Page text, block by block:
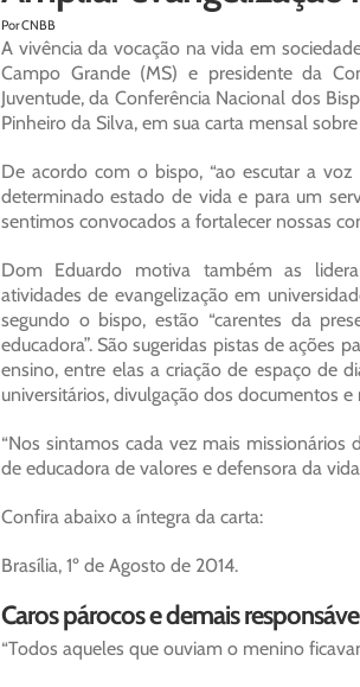
Por CNBB
A vivência da vocação na vida em
Campo Grande (MS) e presidente da
Juventude, da Conferência Nacional dos
Pinheiro da Silva, em sua carta mensal
De acordo com o bispo, “ao escutar a
determinado estado de vida e para um
sentimos convocados a fortalecer nossas
Dom Eduardo motiva também as
atividades de evangelização em
segundo o bispo, estão “carentes da
educadora”. São sugeridas pistas de ações
ensino, entre elas a criação de espaço de
universitários, divulgação dos documentos
“Nos sintamos cada vez mais missionários
de educadora de valores e defensora da
Confira abaixo a íntegra da carta:
Brasília, 1º de Agosto de 2014.
Caros párocos e demais
“Todos aqueles que ouviam o menino